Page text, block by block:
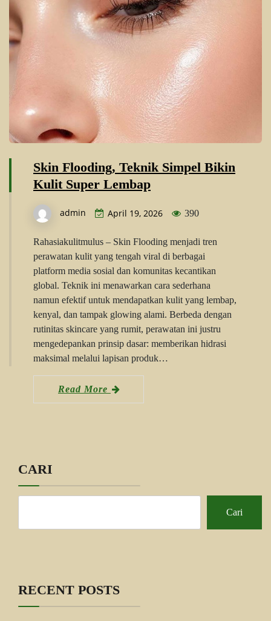
Skin Flooding, Teknik Simpel Bikin
Kulit Super Lembap
admin April 19, 2026 390
Rahasiakulitmulus – Skin Flooding menjadi tren
perawatan kulit yang tengah viral di berbagai
platform media sosial dan komunitas kecantikan
global. Teknik ini menawarkan cara sederhana
namun efektif untuk mendapatkan kulit yang lembap,
kenyal, dan tampak glowing alami. Berbeda dengan
rutinitas skincare yang rumit, perawatan ini justru
mengedepankan prinsip dasar: memberikan hidrasi
maksimal melalui lapisan produk…
Read More
CARI
Cari
RECENT POSTS